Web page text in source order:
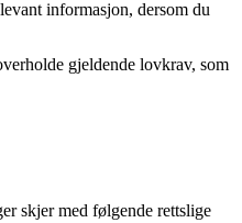
informasjon, dersom du
gjeldende lovkrav, som
skjer med følgende rettslige